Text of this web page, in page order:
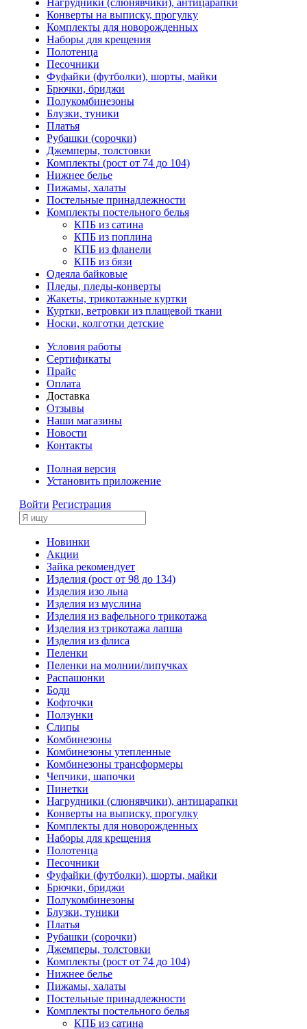
Нагрудники (слюнявчики), антицарапки
Конверты на выписку, прогулку
Комплекты для новорожденных
Наборы для крещения
Полотенца
Песочники
Фуфайки (футболки), шорты, майки
Брючки, бриджи
Полукомбинезоны
Блузки, туники
Платья
Рубашки (сорочки)
Джемперы, толстовки
Комплекты (рост от 74 до 104)
Нижнее белье
Пижамы, халаты
Постельные принадлежности
Комплекты постельного белья
КПБ из сатина
КПБ из поплина
КПБ из фланели
КПБ из бязи
Одеяла байковые
Пледы, пледы-конверты
Жакеты, трикотажные куртки
Куртки, ветровки из плащевой ткани
Носки, колготки детские
Условия работы
Сертификаты
Прайс
Оплата
Доставка
Отзывы
Наши магазины
Новости
Контакты
Полная версия
Установить приложение
Войти Регистрация
Новинки
Акции
Зайка рекомендует
Изделия (рост от 98 до 134)
Изделия изо льна
Изделия из муслина
Изделия из вафельного трикотажа
Изделия из трикотажа лапша
Изделия из флиса
Пеленки
Пеленки на молнии/липучках
Распашонки
Боди
Кофточки
Ползунки
Слипы
Комбинезоны
Комбинезоны утепленные
Комбинезоны трансформеры
Чепчики, шапочки
Пинетки
Нагрудники (слюнявчики), антицарапки
Конверты на выписку, прогулку
Комплекты для новорожденных
Наборы для крещения
Полотенца
Песочники
Фуфайки (футболки), шорты, майки
Брючки, бриджи
Полукомбинезоны
Блузки, туники
Платья
Рубашки (сорочки)
Джемперы, толстовки
Комплекты (рост от 74 до 104)
Нижнее белье
Пижамы, халаты
Постельные принадлежности
Комплекты постельного белья
КПБ из сатина